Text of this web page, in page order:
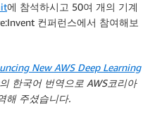
에 참석하시고 50여 개의 기계
컨퍼런스에서 참여해보
New AWS Deep Learning
의 한국어 번역으로 AWS코리아
해 주셨습니다.